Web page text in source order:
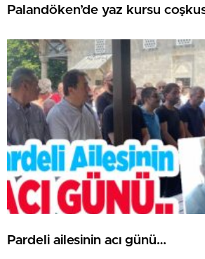
Palandöken’de yaz kursu
Pardeli ailesinin acı günü…